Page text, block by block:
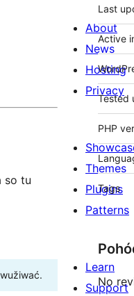
so tu
Last
Active
Tested
PHP
Tags
No
About
News
Hosting
Privacy
Themes
Plugins
Patterns
Learn
Support